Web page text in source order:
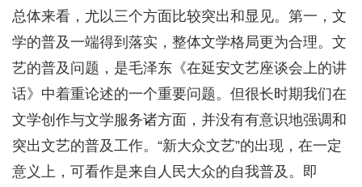
总体来看，尤以三个方面比较突出和显见。第一，文
学的普及一端得到落实，整体文学格局更为合理。文
艺的普及问题，是毛泽东《在延安文艺座谈会上的讲
话》中着重论述的一个重要问题。但很长时期我们在
文学创作与文学服务诸方面，并没有有意识地强调和
突出文艺的普及工作。“新大众文艺”的出现，在一定
意义上，可看作是来自人民大众的自我普及。即